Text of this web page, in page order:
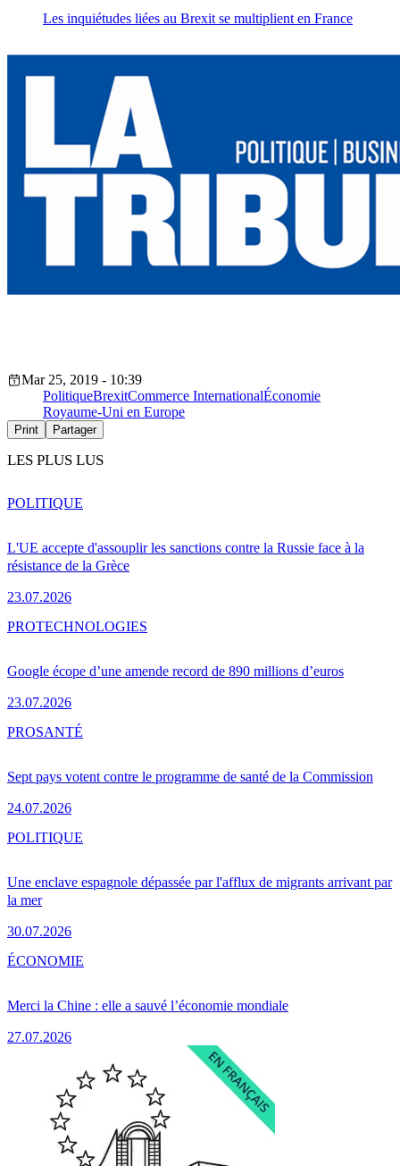
Les inquiétudes liées au Brexit se multiplient en France
Mar 25, 2019 - 10:39
PolitiqueBrexitCommerce InternationalÉconomie
Royaume-Uni en Europe
Print Partager
LES PLUS LUS
L'UE accepte d'assouplir les sanctions contre la Russie face à la
résistance de la Grèce
23.07.2026
POLITIQUE
Google écope d’une amende record de 890 millions d’euros
23.07.2026
PROTECHNOLOGIES
Sept pays votent contre le programme de santé de la Commission
24.07.2026
PROSANTÉ
Une enclave espagnole dépassée par l'afflux de migrants arrivant par
la mer
30.07.2026
POLITIQUE
Merci la Chine : elle a sauvé l’économie mondiale
27.07.2026
ÉCONOMIE